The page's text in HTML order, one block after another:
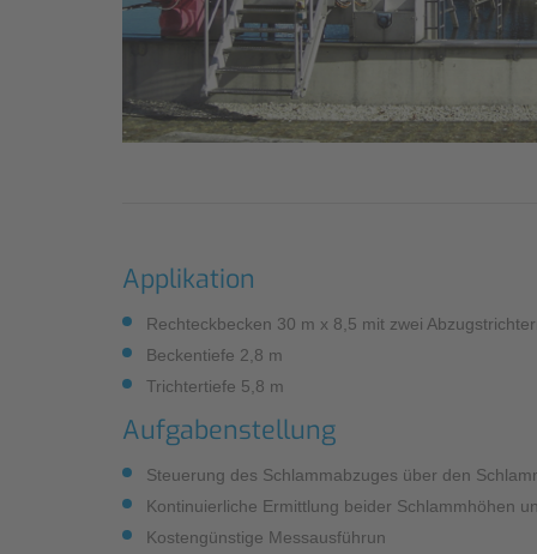
Industrieanwendungen
Messdienstleistungen
Umfangreiche
Grundlagendatenerhebung zur
Schmutzfrachtmodellierung
Qualität
Nachhaltigkeit
Applikation
Rechteckbecken 30 m x 8,5 mit zwei
Beckentiefe 2,8 m
Trichtertiefe 5,8 m
Aufgabenstellung
Steuerung des Schlammabzuges über den
Kontinuierliche Ermittlung beider Schlammhöhen
Kostengünstige Messausführun